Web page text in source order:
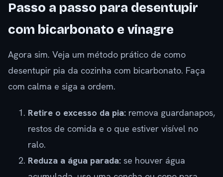
Passo a passo para desentupir
com bicarbonato e vinagre
Agora sim. Veja um método prático de como
desentupir pia da cozinha com bicarbonato. Faça
com calma e siga a ordem.
Retire o excesso da pia: remova guardanapos,
restos de comida e o que estiver visível no
ralo.
Reduza a água parada: se houver água